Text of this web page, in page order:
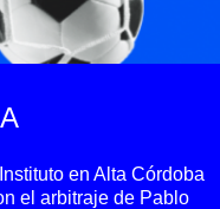
en Alta Córdoba
el arbitraje de Pablo